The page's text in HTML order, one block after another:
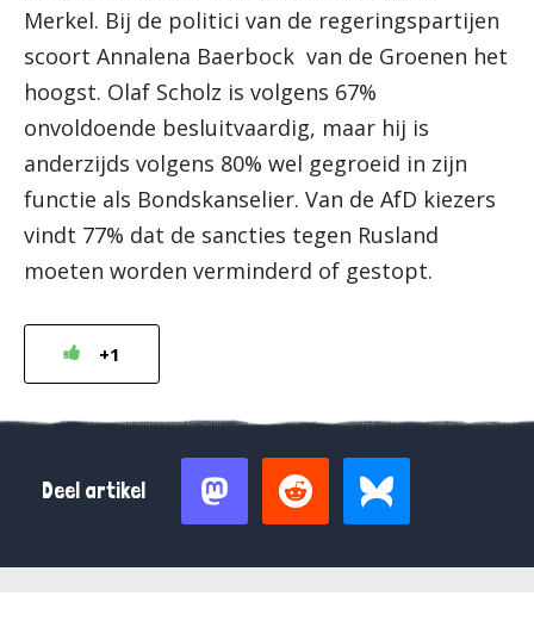
Merkel. Bij de politici van de regeringspartijen
scoort Annalena Baerbock van de Groenen het
hoogst. Olaf Scholz is volgens 67%
onvoldoende besluitvaardig, maar hij is
anderzijds volgens 80% wel gegroeid in zijn
functie als Bondskanselier. Van de AfD kiezers
vindt 77% dat de sancties tegen Rusland
moeten worden verminderd of gestopt.
+1
Deel artikel